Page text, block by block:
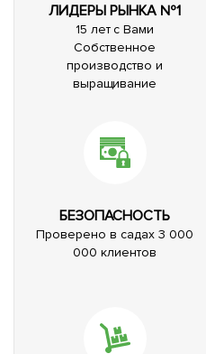
ЛИДЕРЫ РЫНКА №1
15 лет с Вами
Собственное
производство и
выращивание
БЕЗОПАСНОСТЬ
Проверено в садах 3 000
000 клиентов